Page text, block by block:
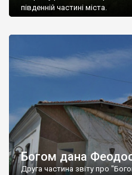
південній частині міста.
Богом дана
Друга частина звіту про